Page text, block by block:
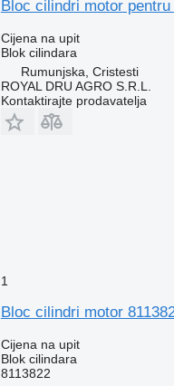
Bloc cilindri motor pentru
Cijena na upit
Blok cilindara
Rumunjska, Cristesti
ROYAL DRU AGRO S.R.L.
Kontaktirajte prodavatelja
1
Bloc cilindri motor
Cijena na upit
Blok cilindara
8113822